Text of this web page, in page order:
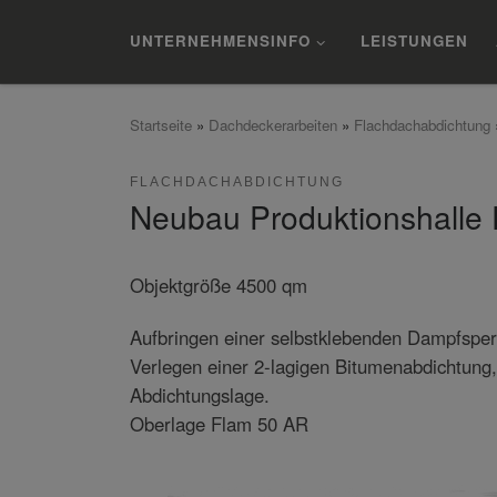
Zum Inhalt springenUNTERNEHMENSINFO LEISTUNGEN
Startseite » Dachdeckerarbeiten » Flachdachabdichtung
FLACHDACHABDICHTUNG
Neubau
Objektgröße 4500 qm
Aufbringen einer selbstklebenden
Verlegen einer 2-lagigen
Abdichtungslage.
Oberlage Flam 50 AR